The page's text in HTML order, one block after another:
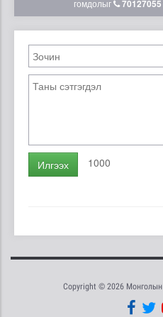
гомдолыг
70127055
Илгээх 1000
Copyright © 2026 Монголын